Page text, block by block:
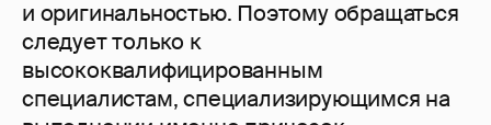
и оригинальностью. Поэтому обращаться
следует только к
высококвалифицированным
специалистам, специализирующимся на